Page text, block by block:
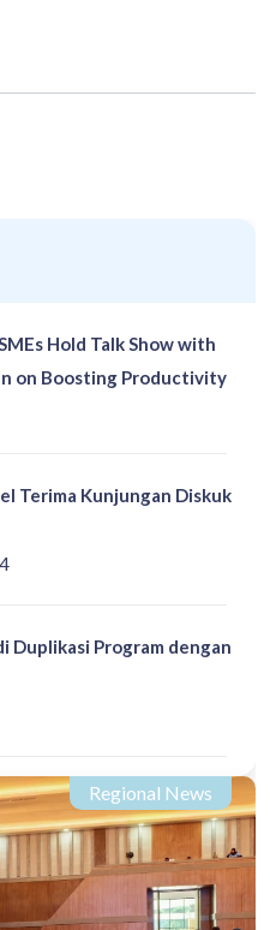
Hold Talk Show with
on Boosting Productivity
Terima Kunjungan Diskuk
Duplikasi Program dengan
Regional News